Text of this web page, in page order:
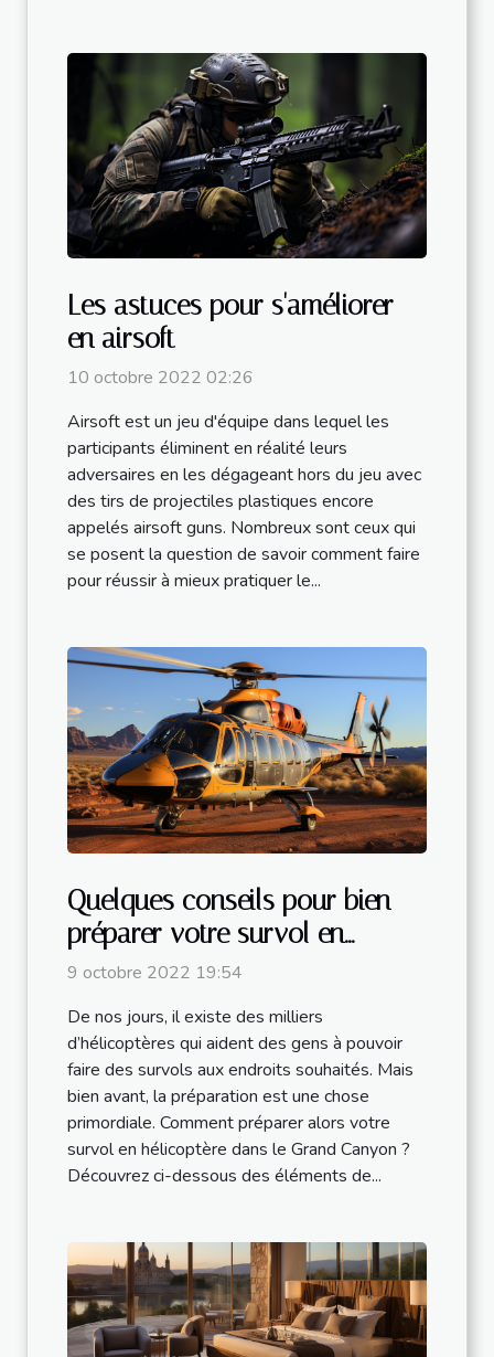
Les astuces pour s'améliorer
en airsoft
10 octobre 2022 02:26
Airsoft est un jeu d'équipe dans lequel les
participants éliminent en réalité leurs
adversaires en les dégageant hors du jeu avec
des tirs de projectiles plastiques encore
appelés airsoft guns. Nombreux sont ceux qui
se posent la question de savoir comment faire
pour réussir à mieux pratiquer le...
Quelques conseils pour bien
préparer votre survol en
hélicoptère dans le Grand
9 octobre 2022 19:54
De nos jours, il existe des milliers
d’hélicoptères qui aident des gens à pouvoir
faire des survols aux endroits souhaités. Mais
bien avant, la préparation est une chose
primordiale. Comment préparer alors votre
survol en hélicoptère dans le Grand Canyon ?
Découvrez ci-dessous des éléments de...